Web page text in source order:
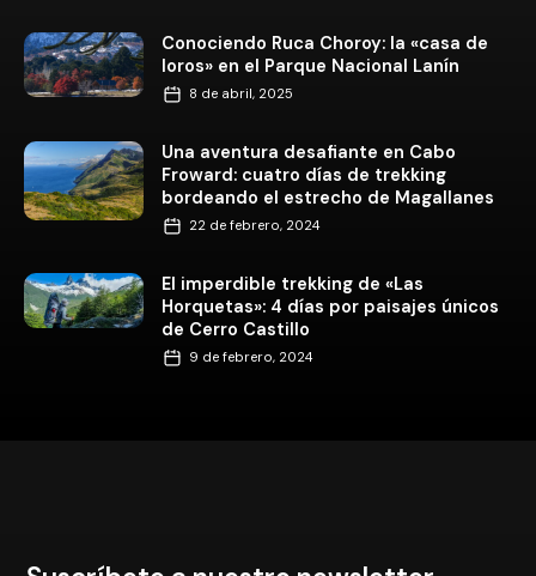
Conociendo Ruca Choroy: la «casa de
loros» en el Parque Nacional Lanín
8 de abril, 2025
Una aventura desafiante en Cabo
Froward: cuatro días de trekking
bordeando el estrecho de Magallanes
22 de febrero, 2024
El imperdible trekking de «Las
Horquetas»: 4 días por paisajes únicos
de Cerro Castillo
9 de febrero, 2024